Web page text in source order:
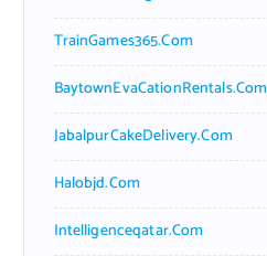
TrainGames365.com
BaytownEvaCationRentals.com
JabalpurCakeDelivery.com
Halobjd.com
Intelligenceqatar.com